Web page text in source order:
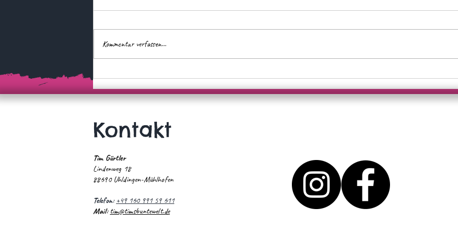
Ordnung muss sein!
Kommentar verfassen...
Kontakt
Tim Gürtler
Lindenweg 18
88690 Uhldingen-Mühlhofen
Telefon:+49 160 991 59 611
Mail: tim@timsbuntewelt.de